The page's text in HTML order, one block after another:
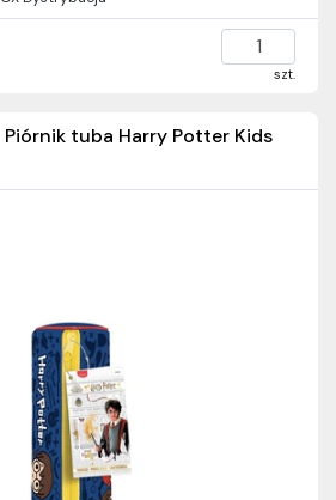
szt.
Piórnik tuba Harry Potter Kids